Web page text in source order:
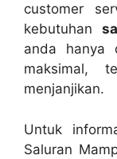
customer
kebutuhan
аndа hаnуа
maksimal,
menjanjikan.
Untuk
Saluran